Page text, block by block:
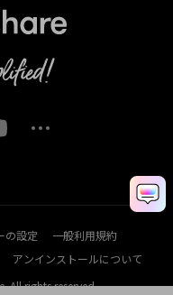
の設定
一般利用規約
アンインストールについて
All rights reserved.